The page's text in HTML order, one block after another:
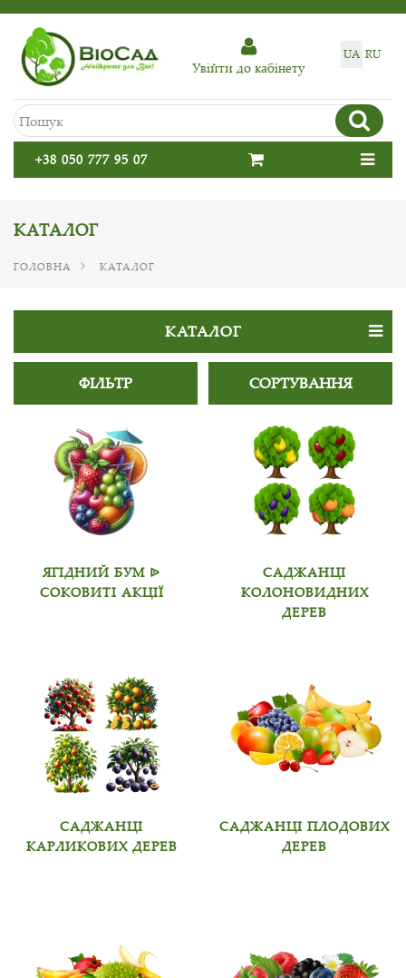
UA RU
Увiйти до кабiнету
+38 050 777 95 07
КАТАЛОГ
ГОЛОВНА КАТАЛОГ
КАТАЛОГ
ФІЛЬТР СОРТУВАННЯ
ЯГІДНИЙ БУМ ᐉ
СОКОВИТІ АКЦІЇ
САДЖАНЦІ
КОЛОНОВИДНИХ
ДЕРЕВ
САДЖАНЦІ
КАРЛИКОВИХ ДЕРЕВ
САДЖАНЦІ ПЛОДОВИХ
ДЕРЕВ